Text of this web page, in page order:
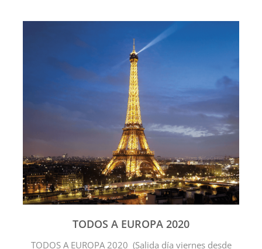
TODOS A EUROPA 2020
TODOS A EUROPA 2020 (Salida día viernes desde